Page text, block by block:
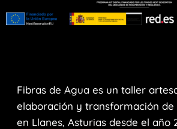
Fibras de Agua es un taller
elaboración y transformación de
en Llanes, Asturias desde el año